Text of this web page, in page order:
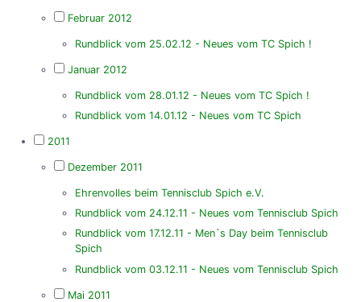
Februar 2012
Rundblick vom 25.02.12 - Neues vom TC Spich !
Januar 2012
Rundblick vom 28.01.12 - Neues vom TC Spich !
Rundblick vom 14.01.12 - Neues vom TC Spich
2011
Dezember 2011
Ehrenvolles beim Tennisclub Spich e.V.
Rundblick vom 24.12.11 - Neues vom Tennisclub Spich
Rundblick vom 17.12.11 - Men`s Day beim Tennisclub
Spich
Rundblick vom 03.12.11 - Neues vom Tennisclub Spich
Mai 2011